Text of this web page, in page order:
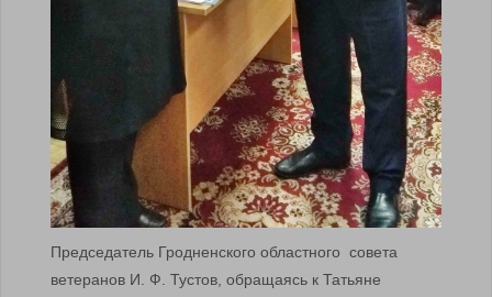
Председатель Гродненского областного совета
ветеранов И. Ф. Тустов, обращаясь к Татьяне